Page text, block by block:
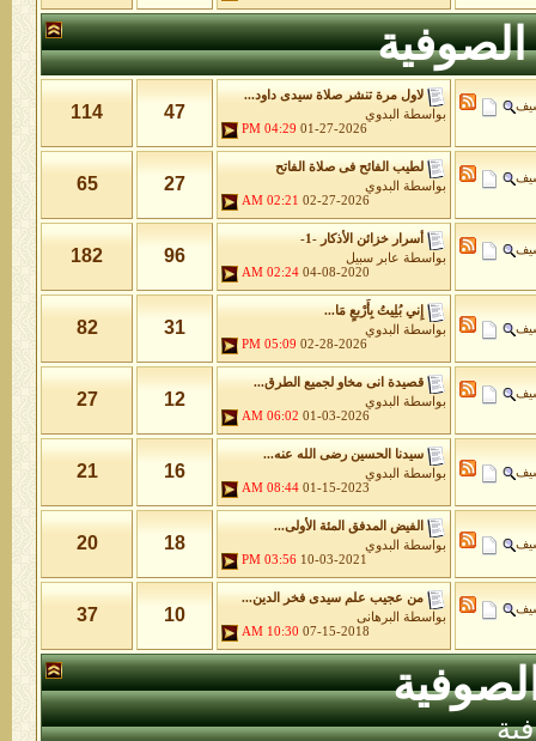
لاول مرة تنشر صلاة سيدى داود...
بواسطة
البدوي
01-27-2026
04:29 PM
47
114
لطيب الفائح فى صلاة الفاتح
بواسطة
البدوي
02-27-2026
02:21 AM
27
65
أسرار خزائن اﻷذكار -1-
بواسطة عابر سبيل
04-08-2020
02:24 AM
96
182
إِني بُلِيتُ بِأَرْبعٍ مَا...
بواسطة
البدوي
02-28-2026
05:09 PM
31
82
قصيدة انى مخاو لجميع الطرق...
بواسطة
البدوي
01-03-2026
06:02 AM
12
27
سيدنا الحسين رضى الله عنه...
بواسطة
البدوي
01-15-2023
08:44 AM
16
21
الفيض المدفق المئة الأولى...
بواسطة
البدوي
10-03-2021
03:56 PM
18
20
من عجيب علم سيدى فخر الدين...
بواسطة
البرهانى
07-15-2018
10:30 AM
10
37